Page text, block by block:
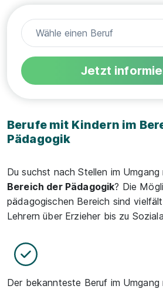
Jetzt
Berufe mit Kindern im
Pädagogik
Du suchst nach Stellen im
Bereich der Pädagogik? Die
pädagogischen Bereich sind
Lehrern über Erzieher bis zu
Der bekannteste Beruf im